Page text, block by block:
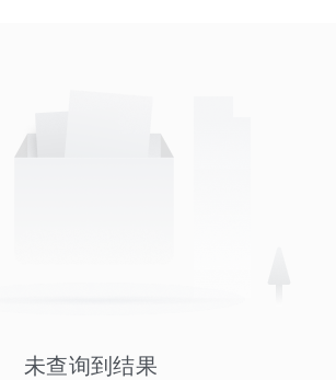
未查询到结果